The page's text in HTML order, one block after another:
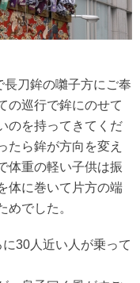
刀鉾の囃子方にご奉
の巡行で鉾にのせて
のを持ってきてくだ
たら鉾が方向を変え
体重の軽い子供は振
体に巻いて片方の端
めでした。
30人近い人が乗って